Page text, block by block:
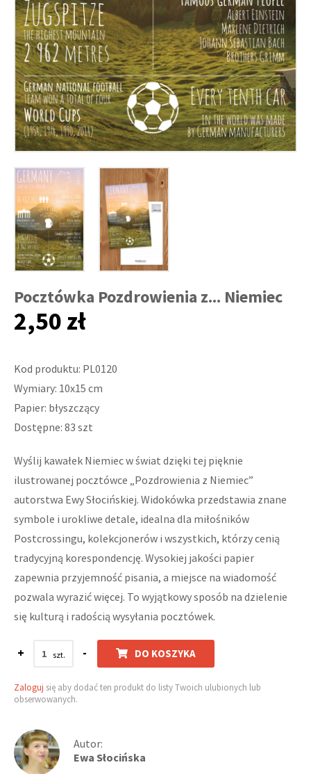
Pocztówka Pozdrowienia z... Niemiec
2,50 zł
Kod produktu: PL0120
Wymiary: 10x15 cm
Papier: błyszczący
Dostępne: 83 szt
Wyślij kawałek Niemiec w świat dzięki tej pięknie
ilustrowanej pocztówce „Pozdrowienia z Niemiec”
autorstwa Ewy Słocińskiej. Widokówka przedstawia znane
symbole i urokliwe detale, idealna dla miłośników
Postcrossingu, kolekcjonerów i wszystkich, którzy cenią
tradycyjną korespondencję. Wysokiej jakości papier
zapewnia przyjemność pisania, a miejsce na wiadomość
pozwala wyrazić więcej. To wyjątkowy sposób na dzielenie
się kulturą i radością wysyłania pocztówek.
+ - DO KOSZYKA
Zaloguj się aby dodać ten produkt do listy Twoich ulubionych lub
obserwowanych.
Autor:
Ewa Słocińska